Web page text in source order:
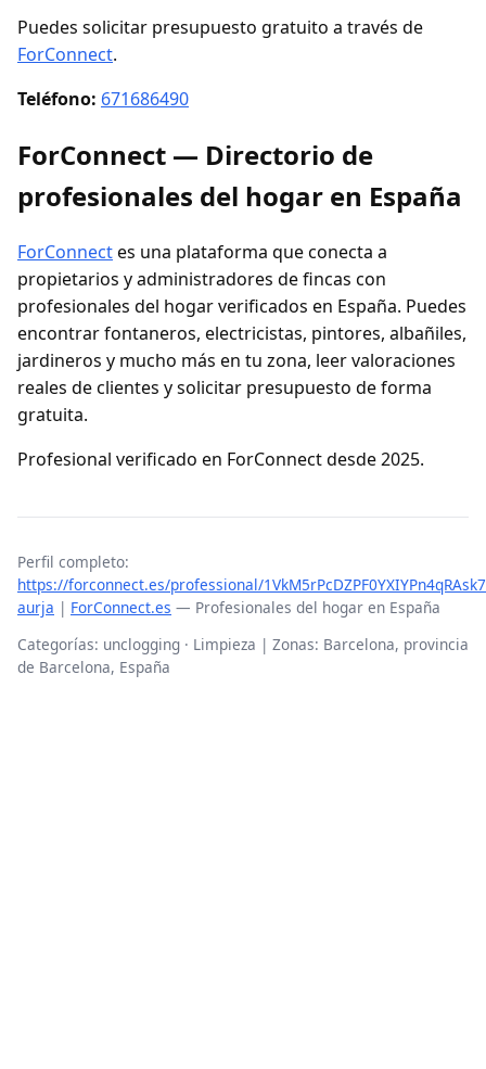
Puedes solicitar presupuesto gratuito a través de
ForConnect.
Teléfono: 671686490
ForConnect — Directorio de
profesionales del hogar en España
ForConnectes una plataforma que conecta a
propietarios y administradores de fincas con
profesionales del hogar verificados en España. Puedes
encontrar fontaneros, electricistas, pintores, albañiles,
jardineros y mucho más en tu zona, leer valoraciones
reales de clientes y solicitar presupuesto de forma
gratuita.
Profesional verificado en ForConnect desde 2025.
Perfil completo:
https://forconnect.es/professional/
aurja | ForConnect.es — Profesionales del hogar en España
Categorías: unclogging · Limpieza | Zonas: Barcelona, provincia
de Barcelona, España